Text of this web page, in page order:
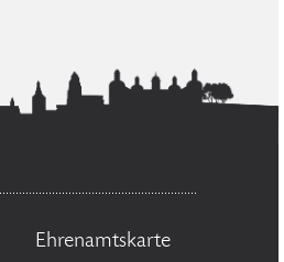
Ehrenamtskarte